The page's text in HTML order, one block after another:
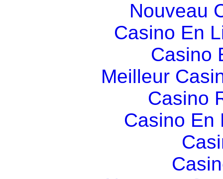
Nouveau
Casino En
Casino
Meilleur
Casino
Casino En